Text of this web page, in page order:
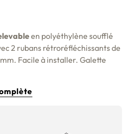
en polyéthylène soufflé
2 rubans rétroréfléchissants de
Facile à installer. Galette